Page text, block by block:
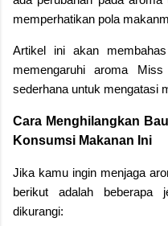
memperhatikan pola
Artikel ini akan
memengaruhi aroma
sederhana untuk mengatasi
Cara Menghilangkan
Konsumsi Makanan Ini
Jika kamu ingin menjaga
berikut adalah beberapa
dikurangi: